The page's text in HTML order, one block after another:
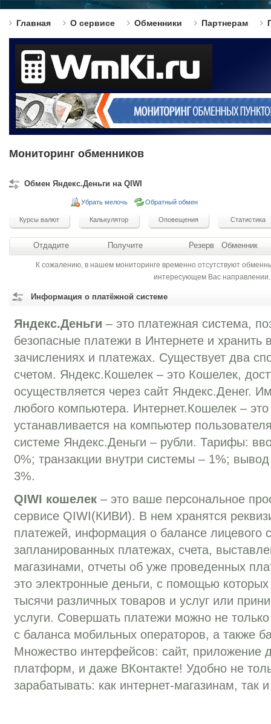
Главная О сервисе Обменники Партнерам
Мониторинг обменников
Обмен Яндекс.Деньги на QIWI
Убрать мелочь Обратный обмен
Отдадите Получите Резерв Обменник
К сожалению, в нашем мониторинге временно отсутствуют
интересующем Вас направлении.
Информация о платёжной системе
Яндекс.Деньги – это платежная система,
безопасные платежи в Интернете и
зачислениях и платежах. Существует два
счетом. Яндекс.Кошелек – это Кошелек,
осуществляется через сайт Яндекс.Денег.
любого компьютера. Интернет.Кошелек –
устанавливается на компьютер
системе Яндекс.Деньги – рубли. Тарифы:
0%; транзакции внутри системы – 1%;
3%.
QIWI кошелек – это ваше персональное
сервисе QIWI(КИВИ). В нем хранятся
платежей, информация о балансе лицевого
запланированных платежах, счета,
магазинами, отчеты об уже проведенных
это электронные деньги, с помощью которых
тысячи различных товаров и услуг или
услуги. Совершать платежи можно не
с баланса мобильных операторов, а также
Множество интерфейсов: сайт, приложение
платформ, и даже ВКонтакте! Удобно не
зарабатывать: как интернет-магазинам, так